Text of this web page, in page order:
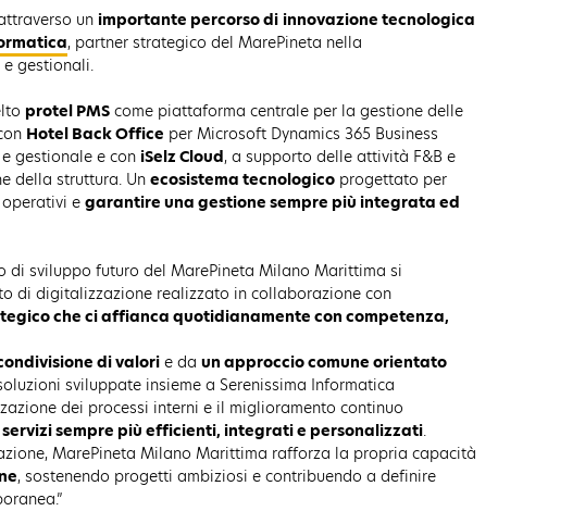
un importante percorso di innovazione tecnologica
, partner strategico del MarePineta nella
gestionali.
protel PMS come piattaforma centrale per la gestione delle
Hotel Back Office per Microsoft Dynamics 365 Business
gestionale e con iSelz Cloud, a supporto delle attività F&B e
della struttura. Un ecosistema tecnologico progettato per
e garantire una gestione sempre più integrata ed
di sviluppo futuro del MarePineta Milano Marittima si
di digitalizzazione realizzato in collaborazione con
che ci affianca quotidianamente con competenza,
di valori e da un approccio comune orientato
sviluppate insieme a Serenissima Informatica
dei processi interni e il miglioramento continuo
servizi sempre più efficienti, integrati e personalizzati.
MarePineta Milano Marittima rafforza la propria capacità
, sostenendo progetti ambiziosi e contribuendo a definire